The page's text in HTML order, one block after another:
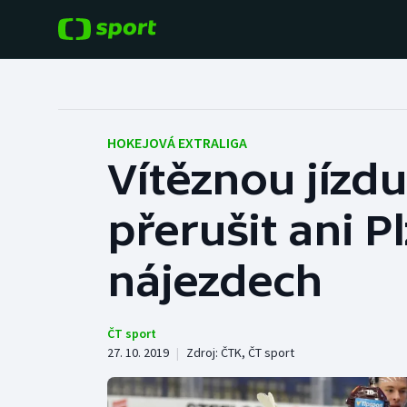
Hokej
Tenis
Atletika
Cyklistika
Baseball a softbal
Basketbal
Biatlon
HOKEJOVÁ EXTRALIGA
Vítěznou
přerušit ani
nájezdech
ČT sport
27. 10. 2019 | Zdroj: ČTK, ČT sport